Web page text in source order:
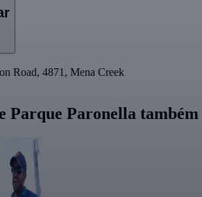
Road, 4871, Mena Creek
Parque Paronella